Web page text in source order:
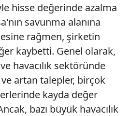
hisse değerinde azalma
savunma alanına
rağmen, şirketin
kaybetti. Genel olarak,
havacılık sektöründe
ve artan talepler, birçok
kayda değer
bazı büyük havacılık